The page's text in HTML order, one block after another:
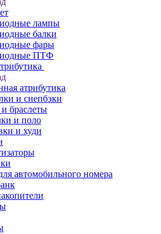
лампы
балки
фары
ПТФ
атрибутика
и снепбэки
браслеты
и поло
и худи
автомобильного номера